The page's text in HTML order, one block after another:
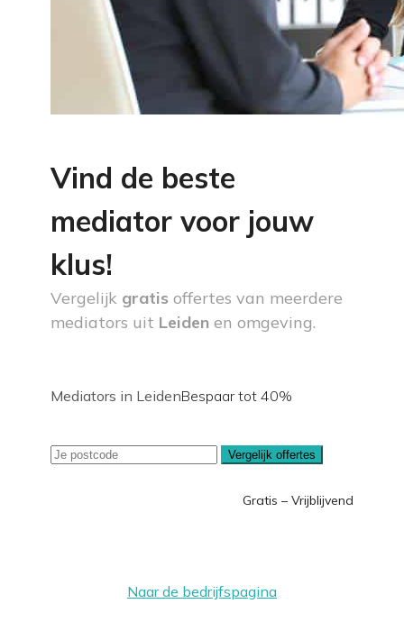
Vind de beste
mediator voor jouw
klus!
Vergelijk gratis offertes van meerdere
mediators uit Leiden en omgeving.
Mediators in LeidenBespaar tot 40%
Vergelijk offertes
Gratis – Vrijblijvend
Naar de bedrijfspagina